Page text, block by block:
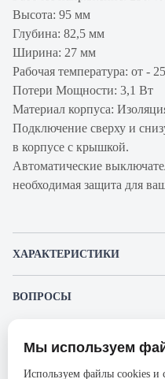
Высота: 95 мм
Глубина: 82,5 мм
Ширина: 27 мм
Рабочая температура: от -
Потери Мощности: 3,1 Вт
Материал корпуса:
Подключение сверху и
в корпусе с крышкой.
Автоматические
необходимая защита для
ХАРАКТЕРИСТИКИ
Производитель
ВОПРОСЫ
Представленные изображения и
Мы используем
Используем файлы cookies и